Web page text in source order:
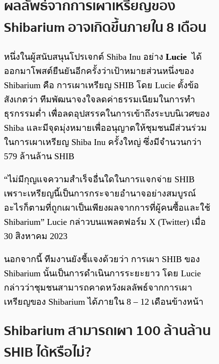
ผลลัพธ์จากการเผาเหรียญของ
Shibarium อาจเกิดขึ้นภายใน 8 เดือน
หนึ่งในผู้สนับสนุนโปรเจกต์ Shiba Inu อย่าง Lucie ได้
ออกมาโพสต์ยืนยันอีกครั้งว่าเป้าหมายส่วนหนึ่งของ
Shibarium คือ การเผาเหรียญ SHIB โดย Lucie ตั้งข้อ
สังเกตว่า ทีมพัฒนาจงใจลดค่าธรรมเนียมในการทำ
ธุรกรรมต่ำ เพื่อลดอุปสรรคในการเข้าถึงระบบนิเวศของ
Shiba และมีจุดมุ่งหมายเพื่ออนุญาตให้ชุมชนมีส่วนร่วม
ในการเผาเหรียญ Shiba Inu ครั้งใหญ่ ซึ่งมีจำนวนกว่า
579 ล้านล้าน SHIB
“ไม่มีกุญแจความสำเร็จอื่นใดในการแจกจ่าย SHIB
เพราะเหรียญนี้เป็นการกระจายอำนาจอย่างสมบูรณ์
อะไรก็ตามที่ถูกเผาเป็นเพียงผลจากการที่ผู้คนซื้อและใช้
Shibarium” Lucie กล่าวบนแพลตฟอร์ม X (Twitter) เมื่อ
30 สิงหาคม 2023
นอกจากนี้ ทีมงานยังชี้แจงด้วยว่า การเผา SHIB ของ
Shibarium นั้นเป็นการดำเนินการระยะยาว โดย Lucie
กล่าวว่าชุมชนสามารถคาดหวังผลลัพธ์จากการเผา
เหรียญของ Shibarium ได้ภายใน 8 – 12 เดือนข้างหน้า
Shibarium สามารถเผา 100 ล้านล้าน
SHIB ได้หรือไม่?